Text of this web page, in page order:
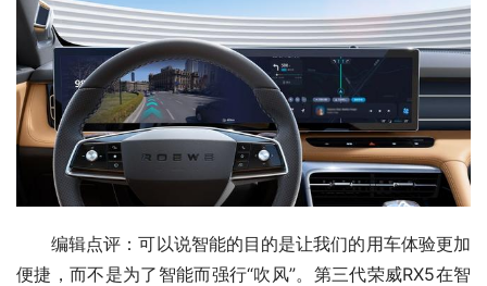
编辑点评：可以说智能的目的是让我们的用车体验更加
便捷，而不是为了智能而强行“吹风”。第三代荣威RX5在智